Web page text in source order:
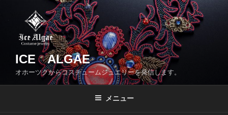
ICE ALGAE
オホーツクからコスチュームジュエリーを発信します。
メニュー